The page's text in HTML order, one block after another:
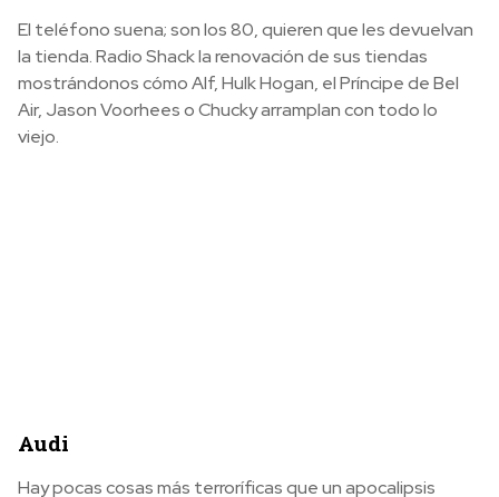
El teléfono suena; son los 80, quieren que les devuelvan
la tienda. Radio Shack la renovación de sus tiendas
mostrándonos cómo Alf, Hulk Hogan, el Príncipe de Bel
Air, Jason Voorhees o Chucky arramplan con todo lo
viejo.
Audi
Hay pocas cosas más terroríficas que un apocalipsis